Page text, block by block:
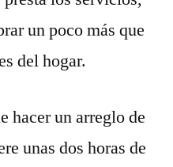
un poco más que
del hogar.
hacer un arreglo de
unas dos horas de